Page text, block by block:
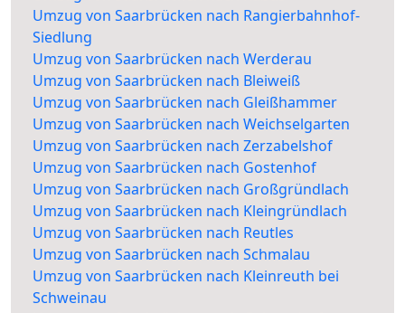
Umzug von Saarbrücken nach Rangierbahnhof-
Siedlung
Umzug von Saarbrücken nach Werderau
Umzug von Saarbrücken nach Bleiweiß
Umzug von Saarbrücken nach Gleißhammer
Umzug von Saarbrücken nach Weichselgarten
Umzug von Saarbrücken nach Zerzabelshof
Umzug von Saarbrücken nach Gostenhof
Umzug von Saarbrücken nach Großgründlach
Umzug von Saarbrücken nach Kleingründlach
Umzug von Saarbrücken nach Reutles
Umzug von Saarbrücken nach Schmalau
Umzug von Saarbrücken nach Kleinreuth bei
Schweinau